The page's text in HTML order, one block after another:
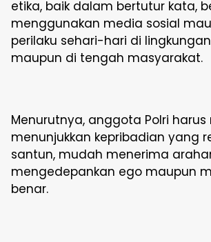
etika, baik dalam bertutur kata,
menggunakan media sosial
perilaku sehari-hari di
maupun di tengah masyarakat.
Menurutnya, anggota Polri
menunjukkan kepribadian yang
santun, mudah menerima
mengedepankan ego maupun
benar.